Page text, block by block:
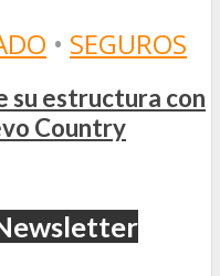
• SEGUROS
su estructura con
Country